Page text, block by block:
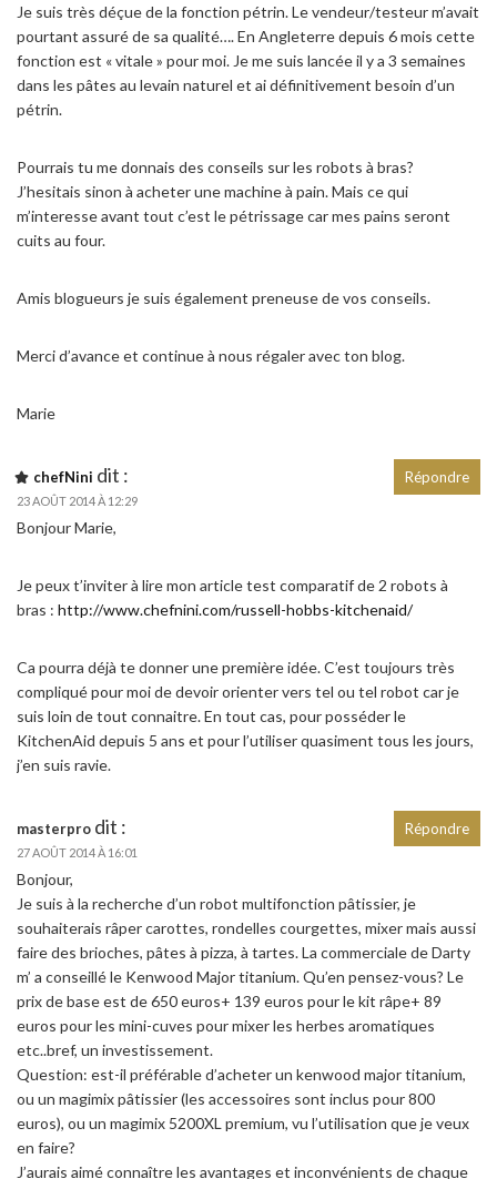
Je suis très déçue de la fonction pétrin. Le vendeur/testeur m’avait
pourtant assuré de sa qualité…. En Angleterre depuis 6 mois cette
fonction est « vitale » pour moi. Je me suis lancée il y a 3 semaines
dans les pâtes au levain naturel et ai définitivement besoin d’un
pétrin.
Pourrais tu me donnais des conseils sur les robots à bras?
J’hesitais sinon à acheter une machine à pain. Mais ce qui
m’interesse avant tout c’est le pétrissage car mes pains seront
cuits au four.
Amis blogueurs je suis également preneuse de vos conseils.
Merci d’avance et continue à nous régaler avec ton blog.
Marie
chefNini dit :
23 AOÛT 2014 À 12:29
Bonjour Marie,
Je peux t’inviter à lire mon article test comparatif de 2 robots à
bras : http://www.chefnini.com/russell-hobbs-kitchenaid/
Ca pourra déjà te donner une première idée. C’est toujours très
compliqué pour moi de devoir orienter vers tel ou tel robot car je
suis loin de tout connaitre. En tout cas, pour posséder le
KitchenAid depuis 5 ans et pour l’utiliser quasiment tous les jours,
j’en suis ravie.
Répondre
masterpro dit :
27 AOÛT 2014 À 16:01
Bonjour,
Je suis à la recherche d’un robot multifonction pâtissier, je
souhaiterais râper carottes, rondelles courgettes, mixer mais aussi
faire des brioches, pâtes à pizza, à tartes. La commerciale de Darty
m’ a conseillé le Kenwood Major titanium. Qu’en pensez-vous? Le
prix de base est de 650 euros+ 139 euros pour le kit râpe+ 89
euros pour les mini-cuves pour mixer les herbes aromatiques
etc..bref, un investissement.
Question: est-il préférable d’acheter un kenwood major titanium,
ou un magimix pâtissier (les accessoires sont inclus pour 800
euros), ou un magimix 5200XL premium, vu l’utilisation que je veux
en faire?
J’aurais aimé connaître les avantages et inconvénients de chaque
Répondre